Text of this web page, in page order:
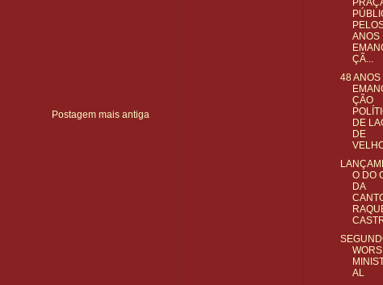
Postagem mais antiga
ANOS
ÇÃ...
48 ANOS
ÇÃO
DE
DE
O DO
DA
AL